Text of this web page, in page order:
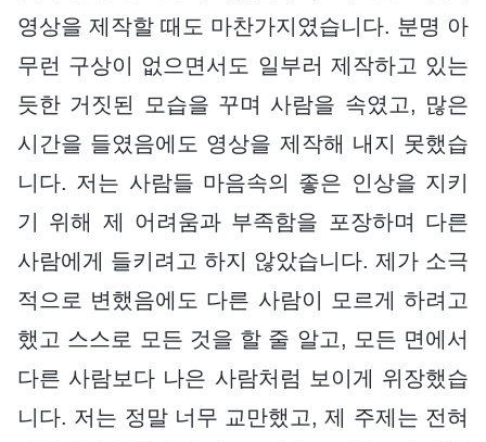
영상을 제작할 때도 마찬가지였습니다. 분명 아
무런 구상이 없으면서도 일부러 제작하고 있는
듯한 거짓된 모습을 꾸며 사람을 속였고, 많은
시간을 들였음에도 영상을 제작해 내지 못했습
니다. 저는 사람들 마음속의 좋은 인상을 지키
기 위해 제 어려움과 부족함을 포장하며 다른
사람에게 들키려고 하지 않았습니다. 제가 소극
적으로 변했음에도 다른 사람이 모르게 하려고
했고 스스로 모든 것을 할 줄 알고, 모든 면에서
다른 사람보다 나은 사람처럼 보이게 위장했습
니다. 저는 정말 너무 교만했고, 제 주제는 전혀